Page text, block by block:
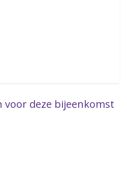
voor deze bijeenkomst